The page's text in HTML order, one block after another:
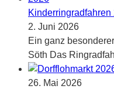
2. Juni 2026
Ein ganz
Söth Das
26. Mai 2026